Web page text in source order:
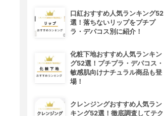
口紅おすすめ人気ランキング52
選！落ちないリップをプチプ
ラ・デパコス別に紹介！
化粧下地おすすめ人気ランキン
グ52選！プチプラ・デパコス・
敏感肌向けナチュラル商品も登
場！
クレンジングおすすめ人気ラン
キング52選！徹底調査してテク